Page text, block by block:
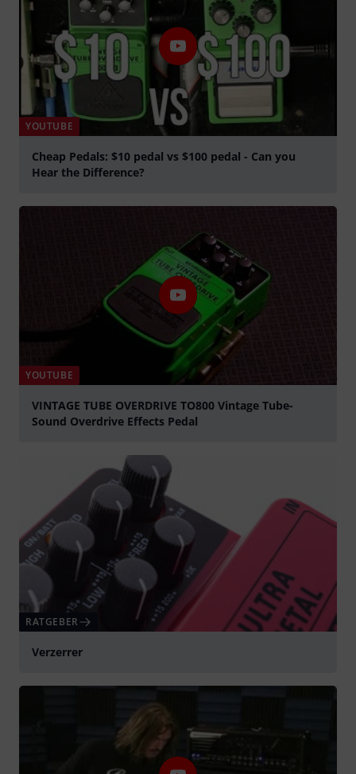
YOUTUBE
Cheap Pedals: $10 pedal vs $100 pedal - Can you
Hear the Difference?
YOUTUBE
VINTAGE TUBE OVERDRIVE TO800 Vintage Tube-
Sound Overdrive Effects Pedal
RATGEBER
Verzerrer